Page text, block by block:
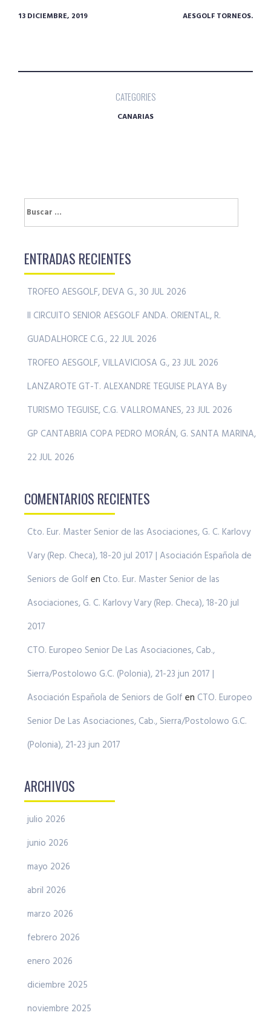
13 DICIEMBRE, 2019 AESGOLF TORNEOS.
CATEGORIES
CANARIAS
Buscar:
ENTRADAS RECIENTES
TROFEO AESGOLF, DEVA G., 30 JUL 2026
II CIRCUITO SENIOR AESGOLF ANDA. ORIENTAL, R.
GUADALHORCE C.G., 22 JUL 2026
TROFEO AESGOLF, VILLAVICIOSA G., 23 JUL 2026
LANZAROTE GT-T. ALEXANDRE TEGUISE PLAYA By
TURISMO TEGUISE, C.G. VALLROMANES, 23 JUL 2026
GP CANTABRIA COPA PEDRO MORÁN, G. SANTA MARINA,
22 JUL 2026
COMENTARIOS RECIENTES
Cto. Eur. Master Senior de las Asociaciones, G. C. Karlovy
Vary (Rep. Checa), 18-20 jul 2017 | Asociación Española de
Seniors de Golf en Cto. Eur. Master Senior de las
Asociaciones, G. C. Karlovy Vary (Rep. Checa), 18-20 jul
2017
CTO. Europeo Senior De Las Asociaciones, Cab.,
Sierra/Postolowo G.C. (Polonia), 21-23 jun 2017 |
Asociación Española de Seniors de Golf en CTO. Europeo
Senior De Las Asociaciones, Cab., Sierra/Postolowo G.C.
(Polonia), 21-23 jun 2017
ARCHIVOS
julio 2026
junio 2026
mayo 2026
abril 2026
marzo 2026
febrero 2026
enero 2026
diciembre 2025
noviembre 2025